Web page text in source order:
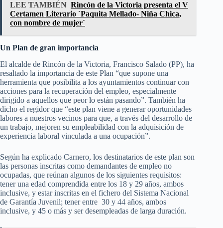
LEE TAMBIÉN Rincón de la Victoria presenta el V
Certamen Literario `Paquita Mellado- Niña Chica,
con nombre de mujer´
Un Plan de gran importancia
El alcalde de Rincón de la Victoria, Francisco Salado (PP), ha
resaltado la importancia de este Plan “que supone una
herramienta que posibilita a los ayuntamientos continuar con
acciones para la recuperación del empleo, especialmente
dirigido a aquellos que peor lo están pasando”. También ha
dicho el regidor que “este plan viene a generar oportunidades
labores a nuestros vecinos para que, a través del desarrollo de
un trabajo, mejoren su empleabilidad con la adquisición de
experiencia laboral vinculada a una ocupación”.
Según ha explicado Carnero, los destinatarios de este plan son
las personas inscritas como demandantes de empleo no
ocupadas, que reúnan algunos de los siguientes requisitos:
tener una edad comprendida entre los 18 y 29 años, ambos
inclusive, y estar inscritas en el fichero del Sistema Nacional
de Garantía Juvenil; tener entre 30 y 44 años, ambos
inclusive, y 45 o más y ser desempleadas de larga duración.